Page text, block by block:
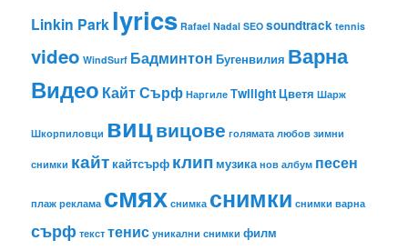
Linkin Parklyrics Rafael Nadal SEO soundtrack tennis
video WindSurf Бадминтон Бугенвилия Варна
Видео Кайт Сърф Наргиле ТwilightЦветя Шарж
Шкорпиловци вицвицове голямата любов зимни
снимки кайт кайтсърф клип музика нов албум песен
плаж реклама смях снимка снимки снимки варна
сърф текст тенис уникални снимки филм